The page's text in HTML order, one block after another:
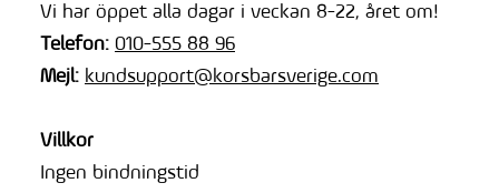
Vi har öppet alla dagar i veckan 8-22, året om!
Telefon: 010-555 88 96
Mejl: kundsupport@korsbarsverige.com
Villkor
Ingen bindningstid